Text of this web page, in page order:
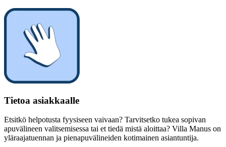
Tietoa asiakkaalle
Etsitkö helpotusta fyysiseen vaivaan? Tarvitsetko tukea sopivan
apuvälineen valitsemisessa tai et tiedä mistä aloittaa? Villa Manus on
yläraajatuennan ja pienapuvälineiden kotimainen asiantuntija.